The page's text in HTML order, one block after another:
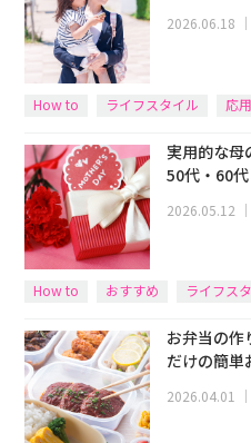
2026.06.18 ｜
How to ライフスタイル 応
実用的な母
50代・60
2026.05.12 ｜
How to おすすめ ライフス
お弁当の作
だけの簡単
2026.04.01